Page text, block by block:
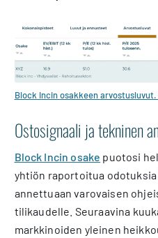
Block Incin osakkeen
Ostosignaali ja tekninen
Block Incin osake puotosi
yhtiön raportoitua
annettuaan varovaisen
tilikaudelle. Seuraavina
markkinoiden yleinen